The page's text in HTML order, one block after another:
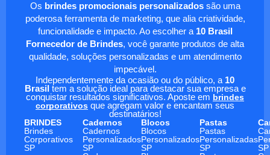
Os brindes promocionais personalizadossão uma
poderosa ferramenta de marketing, que alia criatividade,
funcionalidade e impacto. Ao escolher a 10 Brasil
Fornecedor de Brindes, você garante produtos de alta
qualidade, soluções personalizadas e um atendimento
impecável.
Independentemente da ocasião ou do público, a 10
Brasil tem a solução ideal para destacar sua empresa e
conquistar resultados significativos. Aposte em brindes
corporativos que agregam valor e encantam seus
destinatários!
BRINDES
Cadernos Blocos Pastas
Brindes
Corporativos
SP
Cadernos
Personalizados
SP
Blocos
Personalizados
SP
Pastas
Personalizadas
SP
SP